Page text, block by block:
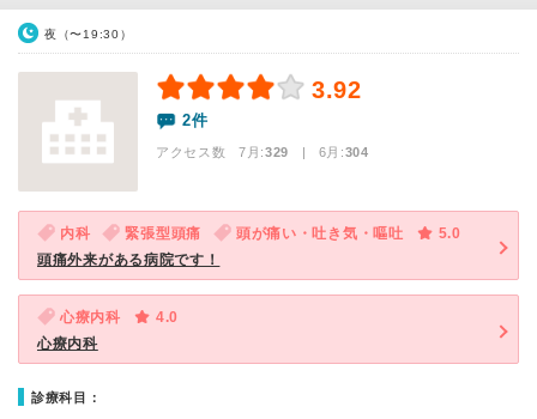
夜（〜19:30）
3.92
2件
アクセス数 7月:329 | 6月:304
内科 緊張型頭痛 頭が痛い・吐き気・嘔吐
5.0
頭痛外来がある病院です！
心療内科
4.0
心療内科
診療科目：